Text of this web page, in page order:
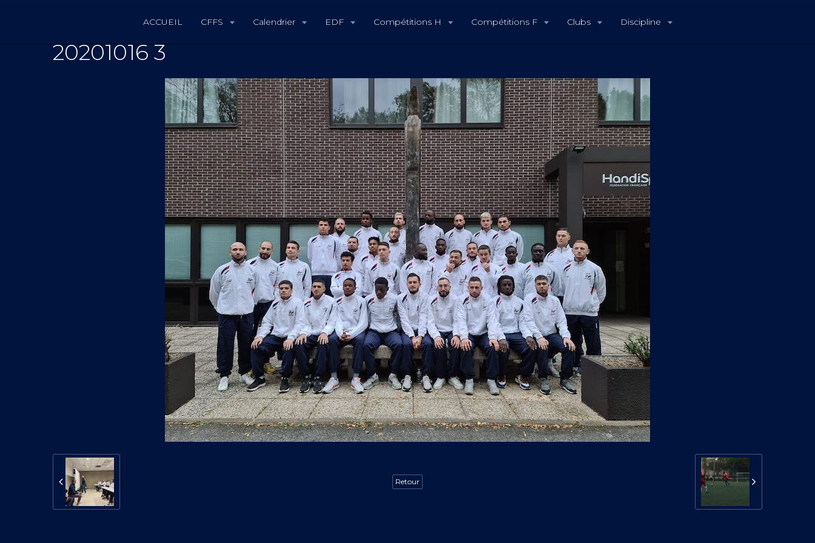
ACCUEIL CFFS Calendrier EDF Compétitions H Compétitions F Clubs Discipline
20201016 3
Retour